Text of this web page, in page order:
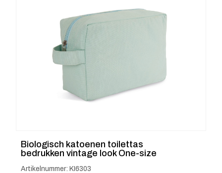
Biologisch katoenen toilettas
bedrukken vintage look One-size
Artikelnummer: KI6303